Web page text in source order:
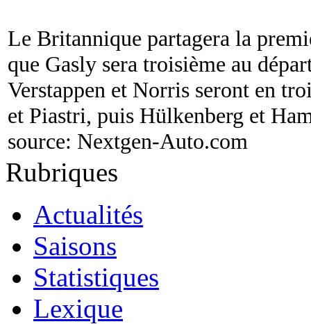
Le Britannique partagera la
que Gasly sera troisième au
Verstappen et Norris seront en
et Piastri, puis Hülkenberg et
source: Nextgen-Auto.com
Rubriques
Actualités
Saisons
Statistiques
Lexique